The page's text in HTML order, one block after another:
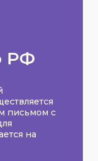
РФ
письмом с
на